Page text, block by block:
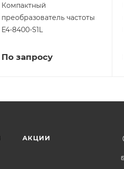
Компактный
преобразователь частоты
E4-8400-S1L
По запросу
АКЦИИ